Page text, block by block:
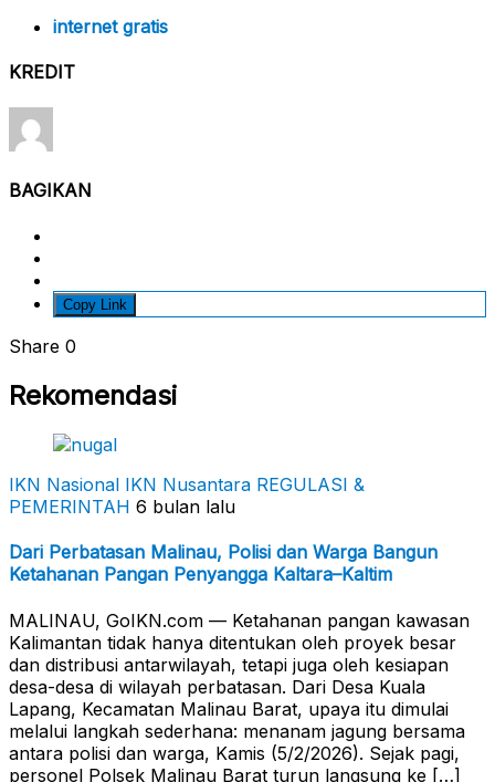
internet gratis
KREDIT
BAGIKAN
Copy Link
Share 0
Rekomendasi
IKN Nasional IKN Nusantara REGULASI &
PEMERINTAH 6 bulan lalu
Dari Perbatasan Malinau, Polisi dan Warga Bangun
Ketahanan Pangan Penyangga Kaltara–Kaltim
MALINAU, GoIKN.com — Ketahanan pangan kawasan
Kalimantan tidak hanya ditentukan oleh proyek besar
dan distribusi antarwilayah, tetapi juga oleh kesiapan
desa-desa di wilayah perbatasan. Dari Desa Kuala
Lapang, Kecamatan Malinau Barat, upaya itu dimulai
melalui langkah sederhana: menanam jagung bersama
antara polisi dan warga, Kamis (5/2/2026). Sejak pagi,
personel Polsek Malinau Barat turun langsung ke […]